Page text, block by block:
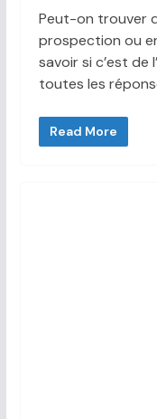
Peut-on trouver
prospection ou
savoir si c’est de
toutes les
Read More